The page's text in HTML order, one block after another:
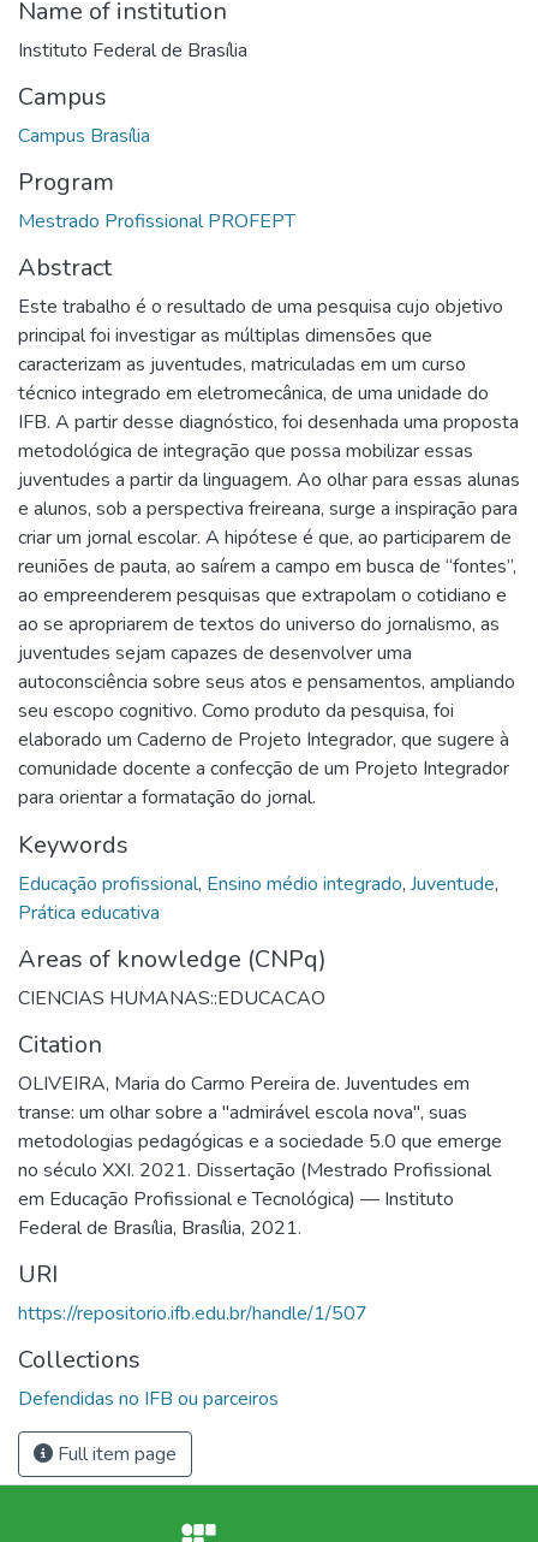
Name of institution
Instituto Federal de Brasília
Campus
Campus Brasília
Program
Mestrado Profissional PROFEPT
Abstract
Este trabalho é o resultado de uma pesquisa cujo objetivo
principal foi investigar as múltiplas dimensões que
caracterizam as juventudes, matriculadas em um curso
técnico integrado em eletromecânica, de uma unidade do
IFB. A partir desse diagnóstico, foi desenhada uma proposta
metodológica de integração que possa mobilizar essas
juventudes a partir da linguagem. Ao olhar para essas alunas
e alunos, sob a perspectiva freireana, surge a inspiração para
criar um jornal escolar. A hipótese é que, ao participarem de
reuniões de pauta, ao saírem a campo em busca de “fontes”,
ao empreenderem pesquisas que extrapolam o cotidiano e
ao se apropriarem de textos do universo do jornalismo, as
juventudes sejam capazes de desenvolver uma
autoconsciência sobre seus atos e pensamentos, ampliando
seu escopo cognitivo. Como produto da pesquisa, foi
elaborado um Caderno de Projeto Integrador, que sugere à
comunidade docente a confecção de um Projeto Integrador
para orientar a formatação do jornal.
Keywords
Educação profissional, Ensino médio integrado, Juventude,
Prática educativa
Areas of knowledge (CNPq)
CIENCIAS HUMANAS::EDUCACAO
Citation
OLIVEIRA, Maria do Carmo Pereira de. Juventudes em
transe: um olhar sobre a "admirável escola nova", suas
metodologias pedagógicas e a sociedade 5.0 que emerge
no século XXI. 2021. Dissertação (Mestrado Profissional
em Educação Profissional e Tecnológica) — Instituto
Federal de Brasília, Brasília, 2021.
URI
https://repositorio.ifb.edu.br/handle/1/507
Collections
Defendidas no IFB ou parceiros
Full item page